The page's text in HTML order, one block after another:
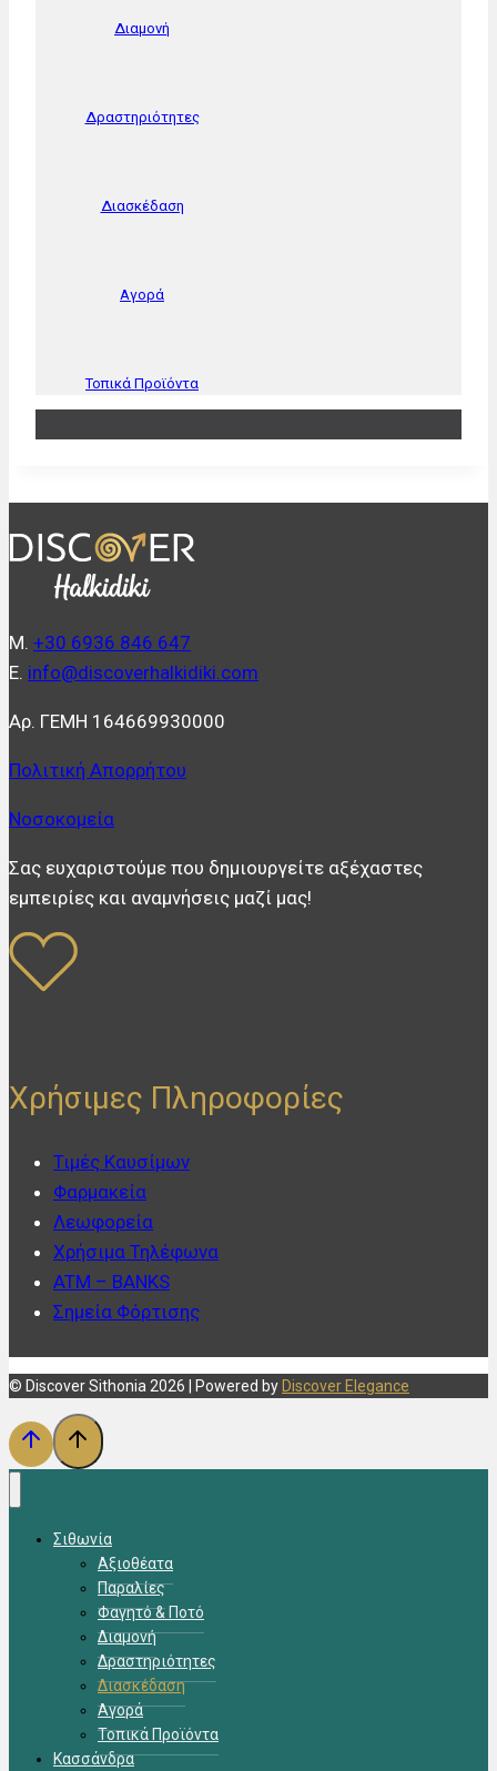
Διαμονή
Δραστηριότητες
Διασκέδαση
Αγορά
Τοπικά Προϊόντα
Μ. +30 6936 846 647
Ε. info@discoverhalkidiki.com
Αρ. ΓΕΜΗ 164669930000
Πολιτική Απορρήτου
Νοσοκομεία
Σας ευχαριστούμε που δημιουργείτε αξέχαστες
εμπειρίες και αναμνήσεις μαζί μας!
Χρήσιμες Πληροφορίες
Τιμές Καυσίμων
Φαρμακεία
Λεωφορεία
Χρήσιμα Τηλέφωνα
ATM – BANKS
Σημεία Φόρτισης
© Discover Sithonia 2026 | Powered by Discover Elegance
Σιθωνία
Αξιοθέατα
Παραλίες
Φαγητό & Ποτό
Διαμονή
Δραστηριότητες
Διασκέδαση
Αγορά
Τοπικά Προϊόντα
Κασσάνδρα